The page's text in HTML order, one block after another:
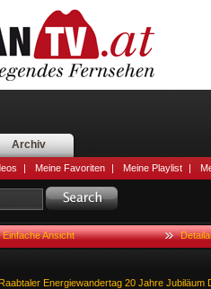
Archiv
| Meine Favoriten | Meine Playlist |
Einfache Ansicht
Raabtaler Energiewandertag 20 Jahre Jubiläum